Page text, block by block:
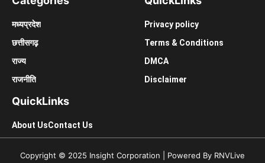
मध्यप्रदेश
छत्तीसगढ़़
राज्य
राजनीति
Privacy policy
Terms & Conditions
DMCA
Disclaimer
QuickLinks
About UsContact Us
Copyright © 2025 Insight Corporation | Powered By RNVLive